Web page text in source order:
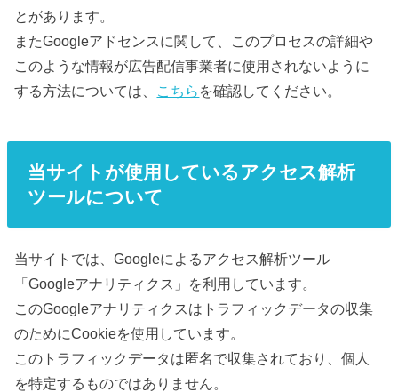
とがあります。
またGoogleアドセンスに関して、このプロセスの詳細や
このような情報が広告配信事業者に使用されないように
する方法については、 こちら を確認してください。
当サイトが使用しているアクセス解析
ツールについて
当サイトでは、Googleによるアクセス解析ツール
「Googleアナリティクス」を利用しています。
このGoogleアナリティクスはトラフィックデータの収集
のためにCookieを使用しています。
このトラフィックデータは匿名で収集されており、個人
を特定するものではありません。